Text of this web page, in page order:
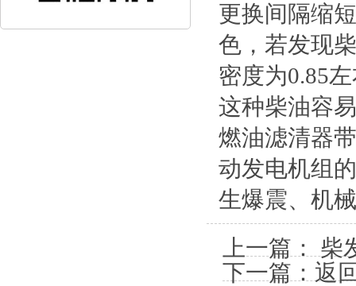
更换间隔缩
色，若发现
密度为0.85
这种柴油容
燃油滤清器
动发电机组
生爆震、机
上一篇：
柴
下一篇： 返